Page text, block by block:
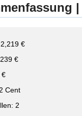
€
€
€
Cent
2